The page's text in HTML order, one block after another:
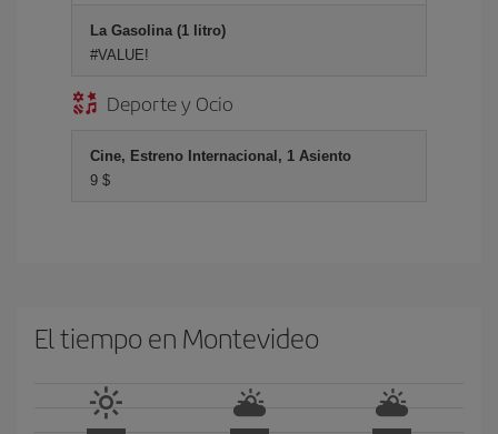
La Gasolina (1 litro)
#VALUE!
Deporte y Ocio
Cine, Estreno Internacional, 1 Asiento
9 $
El tiempo en Montevideo